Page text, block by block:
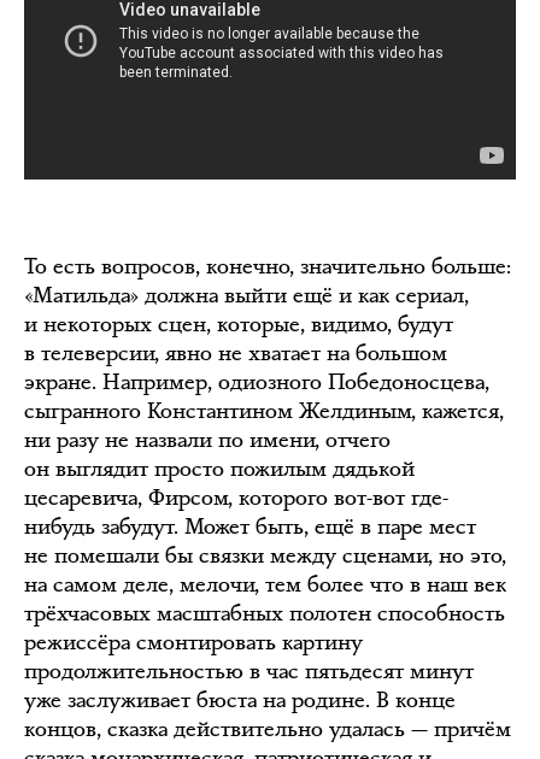
То есть вопросов, конечно, значительно больше:
«Матильда» должна выйти ещё и как сериал,
и некоторых сцен, которые, видимо, будут
в телеверсии, явно не хватает на большом
экране. Например, одиозного Победоносцева,
сыгранного Константином Желдиным, кажется,
ни разу не назвали по имени, отчего
он выглядит просто пожилым дядькой
цесаревича, Фирсом, которого вот-вот где-
нибудь забудут. Может быть, ещё в паре мест
не помешали бы связки между сценами, но это,
на самом деле, мелочи, тем более что в наш век
трёхчасовых масштабных полотен способность
режиссёра смонтировать картину
продолжительностью в час пятьдесят минут
уже заслуживает бюста на родине. В конце
концов, сказка действительно удалась — причём